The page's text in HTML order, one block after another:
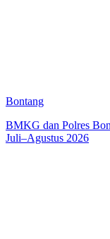
Bontang
BMKG dan Polres
Juli–Agustus 2026